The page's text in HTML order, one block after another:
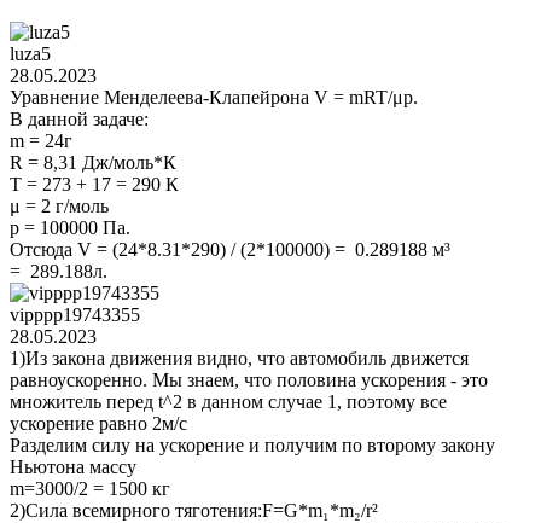
luza5
28.05.2023
Уравнение Менделеева-Клапейрона V = mRT/μp.
В данной задаче:
m = 24г
R = 8,31 Дж/моль*К
T = 273 + 17 = 290 К
μ = 2 г/моль
p = 100000 Па.
Отсюда V = (24*8.31*290) / (2*100000) = 0.289188 м³
= 289.188л.
vipppp19743355
28.05.2023
1)Из закона движения видно, что автомобиль движется
равноускоренно. Мы знаем, что половина ускорения - это
множитель перед t^2 в данном случае 1, поэтому все
ускорение равно 2м/с
Разделим силу на ускорение и получим по второму закону
Ньютона массу
m=3000/2 = 1500 кг
2)Сила всемирного тяготения:F=G*m₁*m₂/r²